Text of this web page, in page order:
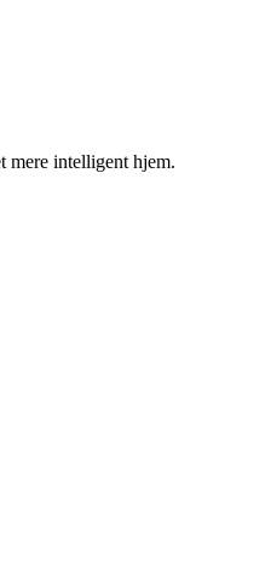
mere intelligent hjem.